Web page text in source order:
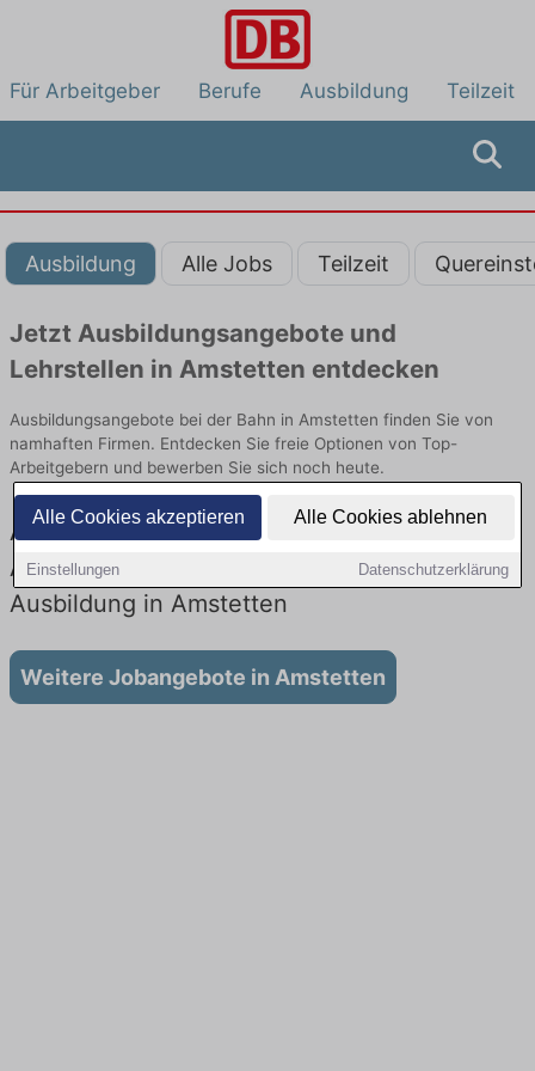
Alle Cookies akzeptieren Alle Cookies ablehnen
Einstellungen Datenschutzerklärung
Für Arbeitgeber Berufe Ausbildung Teilzeit
Ausbildung Alle Jobs Teilzeit
Jetzt Ausbildungsangebote und
Lehrstellen in Amstetten entdecken
Ausbildungsangebote bei der Bahn in Amstetten finden Sie von
namhaften Firmen. Entdecken Sie freie Optionen von Top-
Arbeitgebern und bewerben Sie sich noch heute.
Ausbildung in Amstetten bei der Bahn:
Aktuell gibt es keine Stellenangebote für
Ausbildung in Amstetten
Weitere Jobangebote in Amstetten